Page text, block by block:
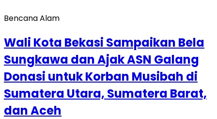
Bencana Alam
Wali Kota Bekasi Sampaikan Bela
Sungkawa dan Ajak ASN Galang
Donasi untuk Korban Musibah di
Sumatera Utara, Sumatera Barat,
dan Aceh